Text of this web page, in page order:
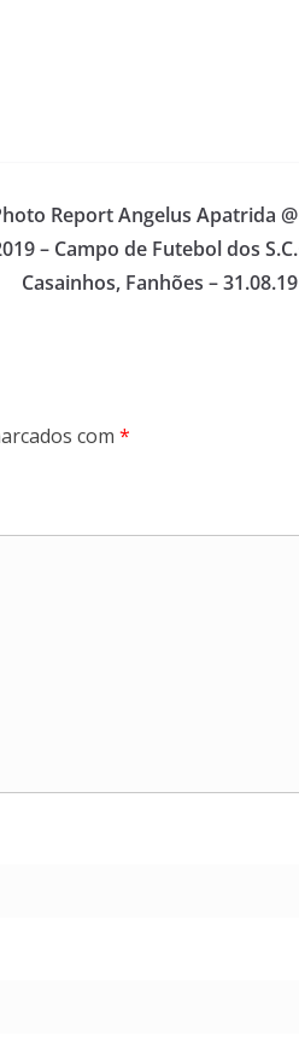
Report Angelus Apatrida @
– Campo de Futebol dos S.C.
Casainhos, Fanhões – 31.08.19
com *